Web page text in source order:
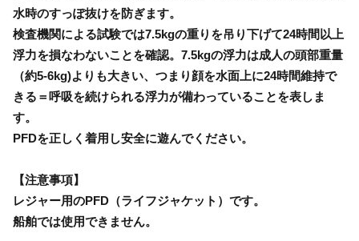
水時のすっぽ抜けを防ぎます。
検査機関による試験では7.5kgの重りを吊り下げて24時間以上
浮力を損なわないことを確認。7.5kgの浮力は成人の頭部重量
（約5-6kg)よりも大きい、つまり顔を水面上に24時間維持で
きる＝呼吸を続けられる浮力が備わっていることを表しま
す。
PFDを正しく着用し安全に遊んでください。
【注意事項】
レジャー用のPFD（ライフジャケット）です。
船舶では使用できません。